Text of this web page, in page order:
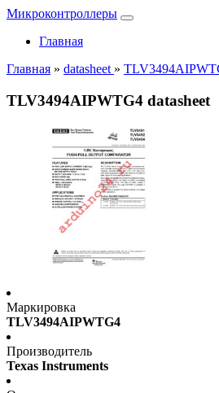
Микроконтроллеры
Главная
Главная » datasheet »
TLV3494AIPWTG4 datasheet
Маркировка
TLV3494AIPWTG4
Производитель
Texas Instruments